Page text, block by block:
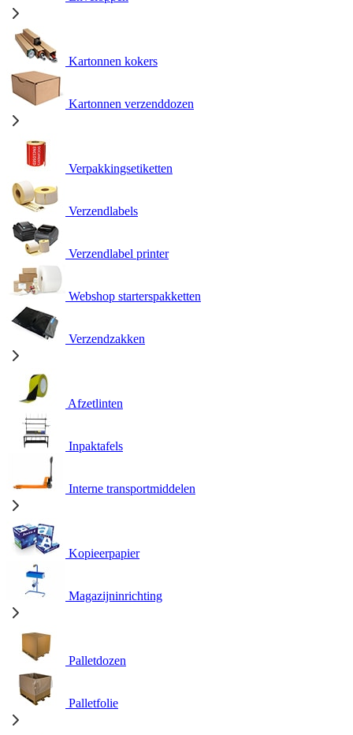
Kartonnen kokers
Kartonnen verzenddozen
Verpakkingsetiketten
Verzendlabels
Verzendlabel printer
Webshop starterspakketten
Verzendzakken
Afzetlinten
Inpaktafels
Interne transportmiddelen
Kopieerpapier
Magazijninrichting
Palletdozen
Palletfolie